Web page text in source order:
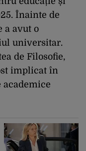
Înainte de
a avut o
universitar.
de Filosofie,
implicat în